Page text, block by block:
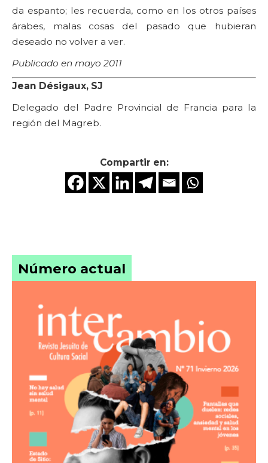
da espanto; les recuerda, como en los otros países
árabes, malas cosas del pasado que hubieran
deseado no volver a ver.
Publicado en mayo 2011
Jean Désigaux, SJ
Delegado del Padre Provincial de Francia para la
región del Magreb.
Compartir en:
Número actual